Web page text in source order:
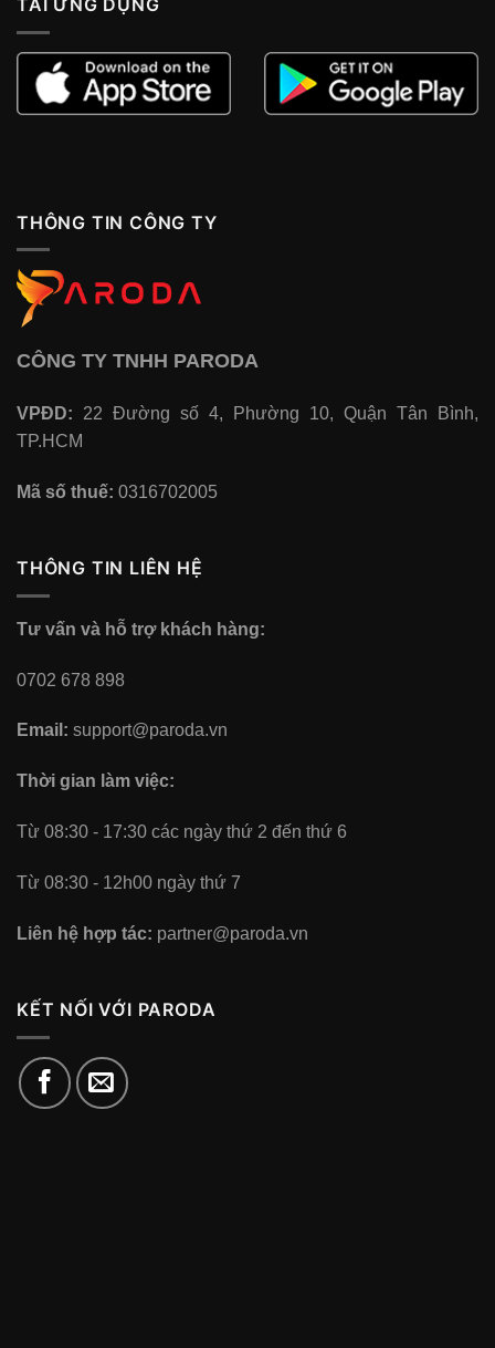
THÔNG TIN CÔNG TY
CÔNG TY TNHH PARODA
VPĐD: 22 Đường số 4, Phường 10, Quận Tân Bình,
TP.HCM
Mã số thuế: 0316702005
THÔNG TIN LIÊN HỆ
Tư vấn và hỗ trợ khách hàng:
0702 678 898
Email: support@paroda.vn
Thời gian làm việc:
Từ 08:30 - 17:30 các ngày thứ 2 đến thứ 6
Từ 08:30 - 12h00 ngày thứ 7
Liên hệ hợp tác: partner@paroda.vn
KẾT NỐI VỚI PARODA